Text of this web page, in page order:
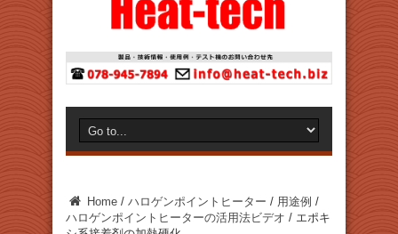
Home / ハロゲンポイントヒーター / 用途例 /
ハロゲンポイントヒーターの活用法ビデオ / エポキ